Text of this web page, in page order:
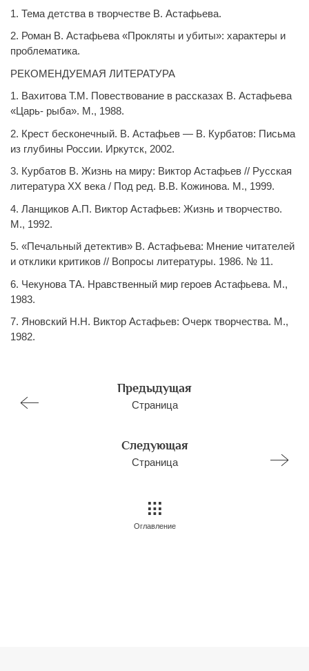
1. Тема детства в творчестве В. Астафьева.
2. Роман В. Астафьева «Прокляты и убиты»: характеры и
проблематика.
РЕКОМЕНДУЕМАЯ ЛИТЕРАТУРА
1. Вахитова Т.М. Повествование в рассказах В. Астафьева
«Царь- рыба». М., 1988.
2. Крест бесконечный. В. Астафьев — В. Курбатов: Письма
из глубины России. Иркутск, 2002.
3. Курбатов В. Жизнь на миру: Виктор Астафьев // Русская
литература ХХ века / Под ред. В.В. Кожинова. М., 1999.
4. Ланщиков А.П. Виктор Астафьев: Жизнь и творчество.
М., 1992.
5. «Печальный детектив» В. Астафьева: Мнение читателей
и отклики критиков // Вопросы литературы. 1986. № 11.
6. Чекунова ТА. Нравственный мир героев Астафьева. М.,
1983.
7. Яновский Н.Н. Виктор Астафьев: Очерк творчества. М.,
1982.
Предыдущая
Страница
Следующая
Страница
Оглавление